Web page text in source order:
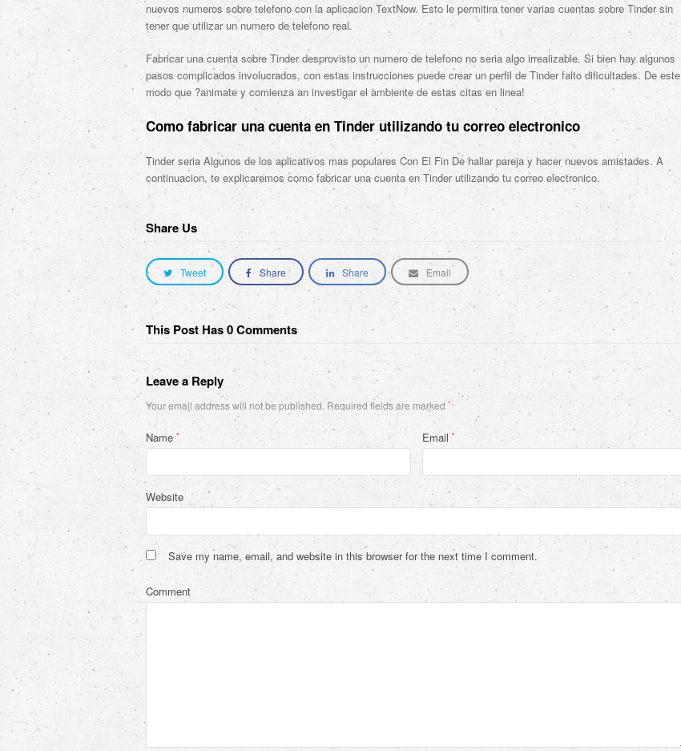
nuevos numeros sobre telefono con la aplicacion TextNow. Esto le permitira tener varias cuentas sobre Tinder sin
tener que utilizar un numero de telefono real.
Fabricar una cuenta sobre Tinder desprovisto un numero de telefono no seri­a algo irrealizable. Si bien hay algunos
pasos complicados involucrados, con estas instrucciones puede crear un perfil de Tinder falto dificultades. De este
modo que ?animate y comienza an investigar el ambiente de estas citas en linea!
Como fabricar una cuenta en Tinder utilizando tu correo electronico
Tinder seri­a Algunos de los aplicativos mas populares Con El Fin De hallar pareja y hacer nuevos amistades. A
continuacion, te explicaremos como fabricar una cuenta en Tinder utilizando tu correo electronico.
Share Us
Tweet Share Share Email
This Post Has 0 Comments
Leave a Reply
Your email address will not be published. Required fields are marked *
Name * Email *
Website
Save my name, email, and website in this browser for the next time I comment.
Comment